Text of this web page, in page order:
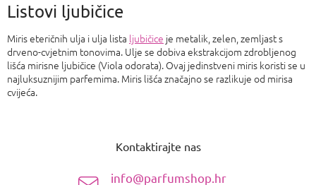
Listovi ljubičice
Miris eteričnih ulja i ulja lista ljubičice je metalik, zelen, zemljast s
drveno-cvjetnim tonovima. Ulje se dobiva ekstrakcijom zdrobljenog
lišća mirisne ljubičice (Viola odorata). Ovaj jedinstveni miris koristi se u
najluksuznijim parfemima. Miris lišća značajno se razlikuje od mirisa
cvijeća.
Kontaktirajte nas
info@parfumshop.hr